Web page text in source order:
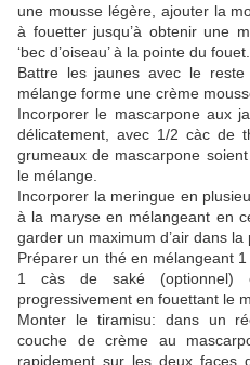
une mousse légère, ajouter la
à fouetter jusqu’à obtenir une
‘bec d’oiseau’ à la pointe du fouet.
Battre les jaunes avec le
mélange forme une crème
Incorporer le mascarpone aux
délicatement, avec 1/2 càc de
grumeaux de mascarpone
le mélange.
Incorporer la meringue en
à la maryse en mélangeant en
garder un maximum d’air dans la
Préparer un thé en mélangeant
1 càs de saké (optionnel)
progressivement en fouettant le
Monter le tiramisu: dans un
couche de crème au
rapidement sur les deux faces